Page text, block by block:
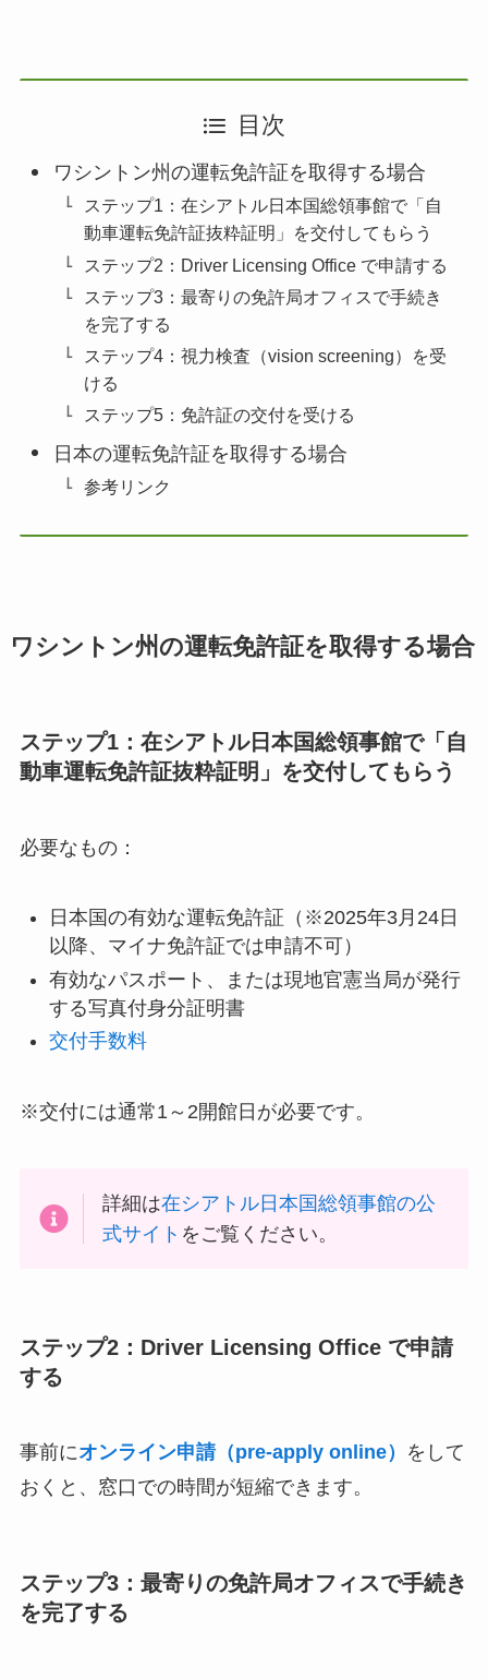
目次
ワシントン州の運転免許証を取得する場合
ステップ1：在シアトル日本国総領事館で「自
動車運転免許証抜粋証明」を交付してもらう
ステップ2：Driver Licensing Office で申請する
ステップ3：最寄りの免許局オフィスで手続き
を完了する
ステップ4：視力検査（vision screening）を受
ける
ステップ5：免許証の交付を受ける
日本の運転免許証を取得する場合
参考リンク
ワシントン州の運転免許証を取得する場合
ステップ1：在シアトル日本国総領事館で「自
動車運転免許証抜粋証明」を交付してもらう
必要なもの：
日本国の有効な運転免許証（※2025年3月24日
以降、マイナ免許証では申請不可）
有効なパスポート、または現地官憲当局が発行
する写真付身分証明書
交付手数料
※交付には通常1～2開館日が必要です。
詳細は在シアトル日本国総領事館の公
式サイト をご覧ください。
ステップ2：Driver Licensing Office で申請
する
事前にオンライン申請（pre-apply online）
をして
おくと、窓口での時間が短縮できます。
ステップ3：最寄りの免許局オフィスで手続き
を完了する